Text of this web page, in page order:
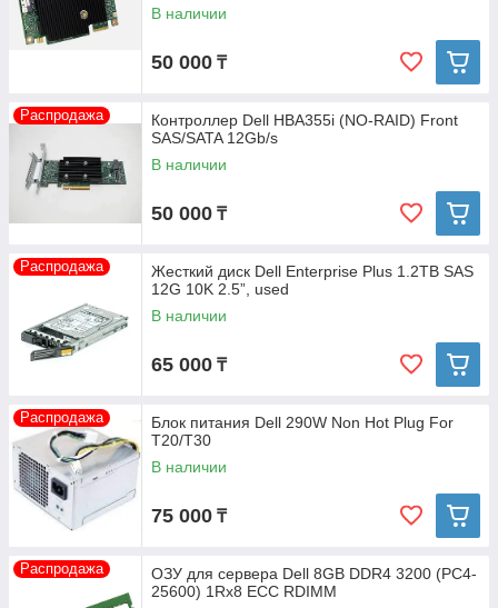
В наличии
50 000 ₸
Распродажа
Контроллер Dell HBA355i (NO-RAID) Front
SAS/SATA 12Gb/s
В наличии
50 000 ₸
Распродажа
Жесткий диск Dell Enterprise Plus 1.2TB SAS
12G 10K 2.5”, used
В наличии
65 000 ₸
Распродажа
Блок питания Dell 290W Non Hot Plug For
T20/T30
В наличии
75 000 ₸
Распродажа
ОЗУ для сервера Dell 8GB DDR4 3200 (PC4-
25600) 1Rx8 ECC RDIMM